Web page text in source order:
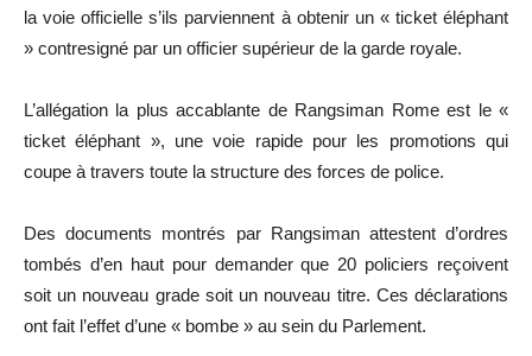
la voie officielle s’ils parviennent à obtenir un « ticket éléphant
» contresigné par un officier supérieur de la garde royale.
L’allégation la plus accablante de Rangsiman Rome est le «
ticket éléphant », une voie rapide pour les promotions qui
coupe à travers toute la structure des forces de police.
Des documents montrés par Rangsiman attestent d’ordres
tombés d’en haut pour demander que 20 policiers reçoivent
soit un nouveau grade soit un nouveau titre. Ces déclarations
ont fait l’effet d’une « bombe » au sein du Parlement.